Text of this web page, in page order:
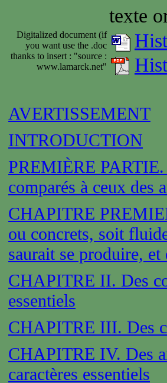
texte
Digitalized document (if
you want use the .doc
thanks to insert : "source :
www.lamarck.net"
AVERTISSEMENT
INTRODUCTION
PREMIÈRE PARTIE.
comparés à ceux des
CHAPITRE
ou concrets, soit
saurait se produire, et
CHAPITRE II. Des
essentiels
CHAPITRE III. Des
CHAPITRE IV. Des
caractères essentiels